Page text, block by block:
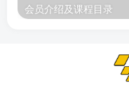
会员介绍及课程目录